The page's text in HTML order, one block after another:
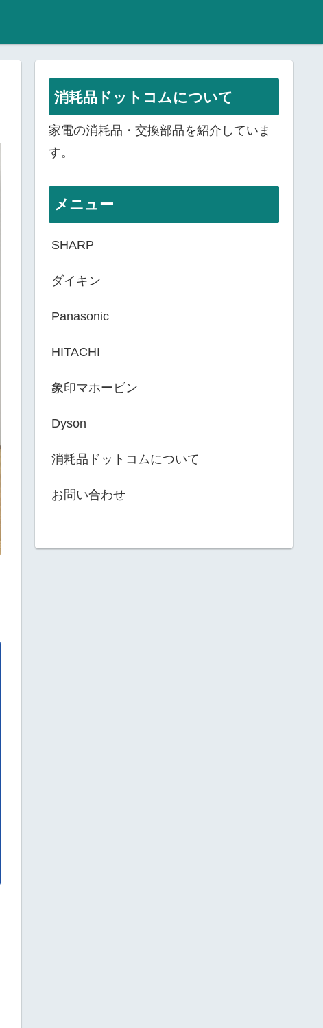
消耗品ドットコムについて
家電の消耗品・交換部品を紹介していま
す。
メニュー
SHARP
ダイキン
Panasonic
HITACHI
象印マホービン
Dyson
消耗品ドットコムについて
お問い合わせ